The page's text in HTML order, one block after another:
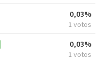
0,03%
1 votos
0,03%
1 votos